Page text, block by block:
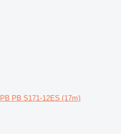
PB PB S171-12ES (17m)